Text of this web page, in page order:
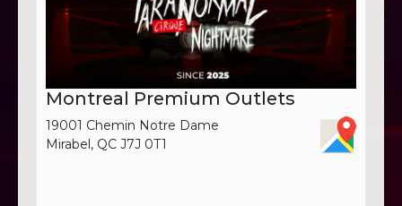
Montreal Premium Outlets
19001 Chemin Notre Dame
Mirabel, QC J7J 0T1